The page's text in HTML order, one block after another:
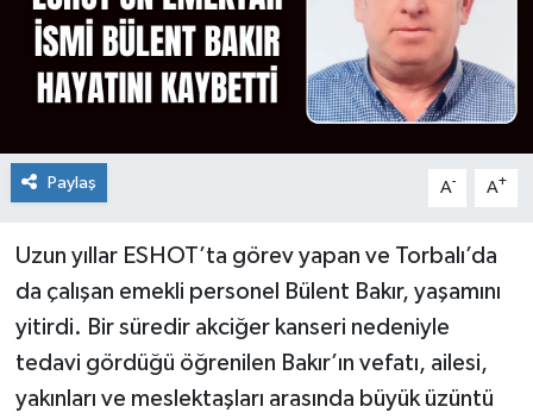
Paylaş A- A+
Uzun yıllar ESHOT’ta görev yapan ve Torbalı’da
da çalışan emekli personel Bülent Bakır, yaşamını
yitirdi. Bir süredir akciğer kanseri nedeniyle
tedavi gördüğü öğrenilen Bakır’ın vefatı, ailesi,
yakınları ve meslektaşları arasında büyük üzüntü